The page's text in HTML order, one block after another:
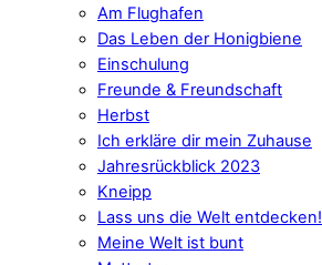
Am Flughafen
Das Leben der Honigbiene
Einschulung
Freunde & Freundschaft
Herbst
Ich erkläre dir mein Zuhause
Jahresrückblick 2023
Kneipp
Lass uns die Welt entdecken!
Meine Welt ist bunt